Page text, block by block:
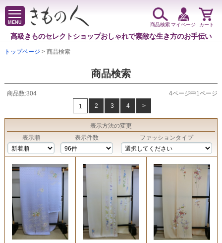
MENU
高級きものセレクトショップおしゃれで素敵な生き方のお手伝い
商品検索マイページ カート
トップページ > 商品検索
商品検索
商品数:304
4ページ中1ページ
1
2 3 4 >
表示方法の変更
表示順
表示件数 ファッションタイプ